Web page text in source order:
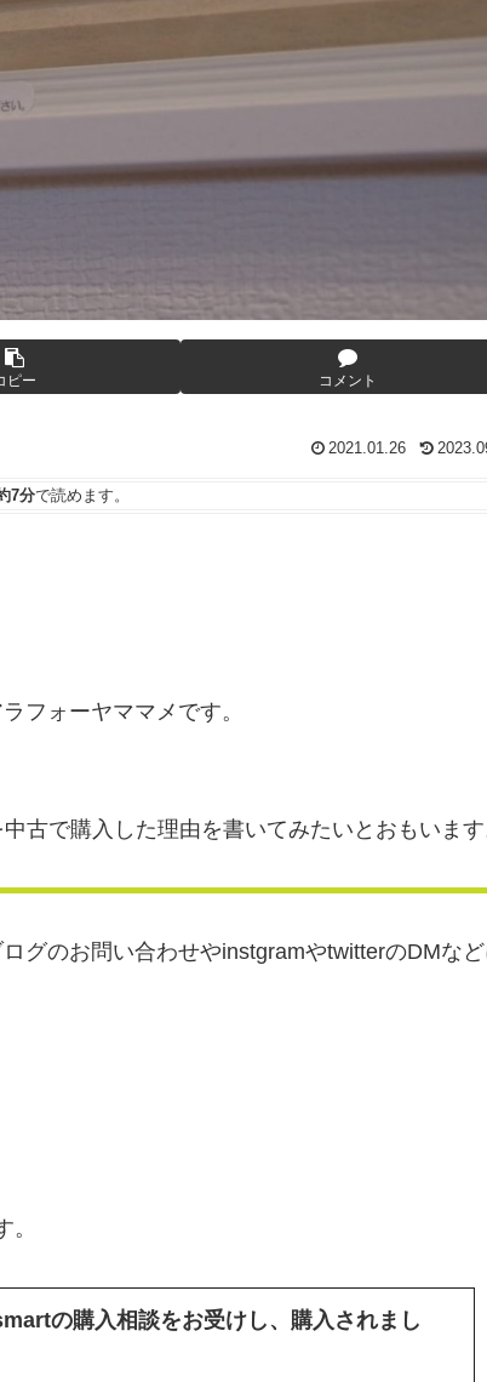
ピー コメント
2021.01.26
7分で読めます。
フォーヤママメです。
古で購入した理由を書いてみたいとおもいます
グのお問い合わせやinstgramやtwitterのDMな
の購入相談をお受けし、購入されまし